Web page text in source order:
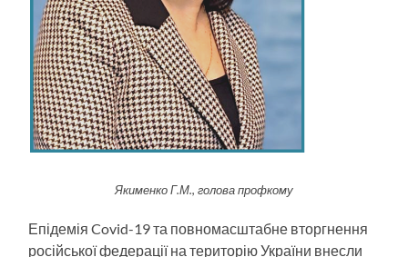
Якименко Г.М., голова профкому
Епідемія Covid-19 та повномасштабне вторгнення
російської федерації на територію України внесли